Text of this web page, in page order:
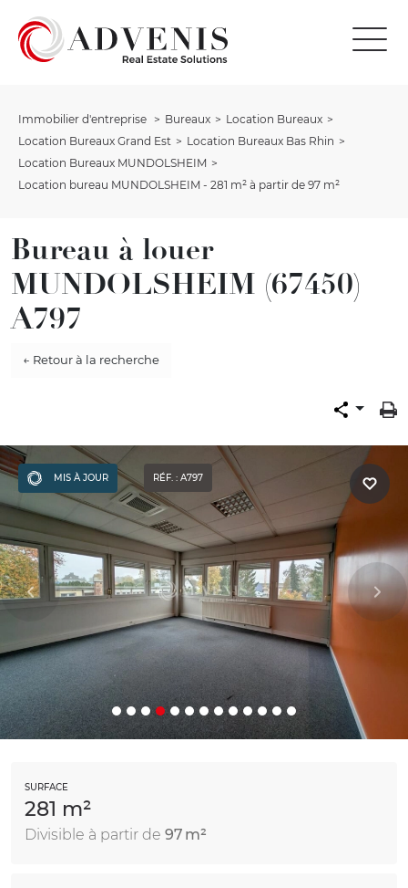
Immobilier d'entreprise Bureaux
Location Bureaux
Location Bureaux Grand Est
Location Bureaux Bas Rhin
Location Bureaux MUNDOLSHEIM
Location bureau MUNDOLSHEIM - 281 m² à partir de 97 m²
Bureau à louer
MUNDOLSHEIM (67450)
A797
← Retour à la recherche
MIS À JOUR RÉF. : A797
SURFACE
281 m²
Divisible à partir de 97 m²